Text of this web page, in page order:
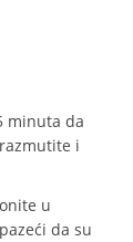
minuta da
i
u
da su